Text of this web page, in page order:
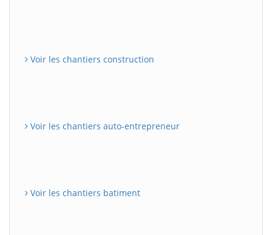
Voir les chantiers construction
Voir les chantiers auto-entrepreneur
Voir les chantiers batiment